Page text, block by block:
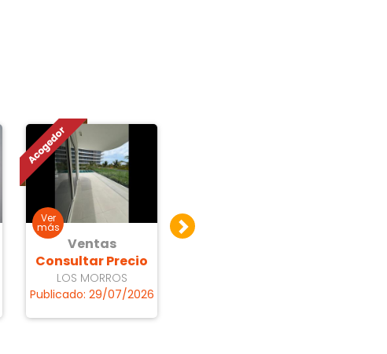
Ventas
Consultar Precio
LOS MORROS
Publicado: 29/07/2026